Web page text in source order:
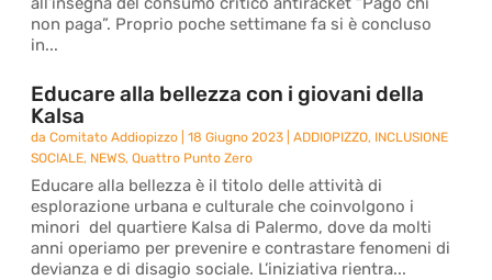
non paga”. Proprio poche settimane fa si è concluso
in...
Educare alla bellezza con i giovani della
Kalsa
daComitato Addiopizzo |18 Giugno 2023 |ADDIOPIZZO, INCLUSIONE
SOCIALE, NEWS,Quattro Punto Zero
Educare alla bellezza è il titolo delle attività di
esplorazione urbana e culturale che coinvolgono i
minori del quartiere Kalsa di Palermo, dove da molti
anni operiamo per prevenire e contrastare fenomeni di
devianza e di disagio sociale. L’iniziativa rientra...